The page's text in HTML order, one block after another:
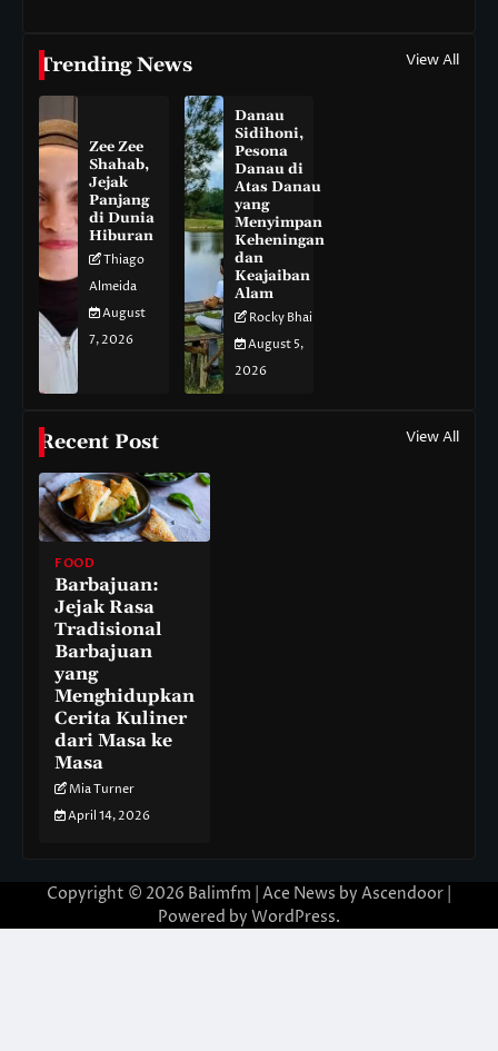
Trending News View All
Zee Zee
Shahab,
Jejak
Panjang
di Dunia
Hiburan
Thiago
Almeida
August
7, 2026
Danau
Sidihoni,
Pesona
Danau di
Atas Danau
yang
Menyimpan
Keheningan
dan
Keajaiban
Alam
Rocky Bhai
August 5,
2026
Recent Post View All
FOOD
Barbajuan:
Jejak Rasa
Tradisional
Barbajuan
yang
Menghidupkan
Cerita Kuliner
dari Masa ke
Masa
Mia Turner
April 14, 2026
Copyright © 2026 Balimfm | Ace News by Ascendoor
Powered by WordPress.